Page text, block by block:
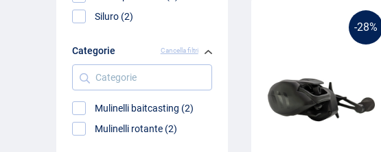
Siluro (2)
Categorie Cancella filtri
Categorie
Mulinelli baitcasting (2)
Mulinelli rotante (2)
-28%